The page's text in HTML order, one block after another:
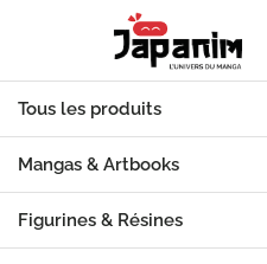
Tous les produits
Mangas & Artbooks
Figurines & Résines